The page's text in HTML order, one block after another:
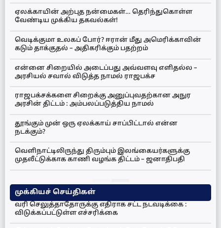
ஏலக்காயின் அற்புத நன்மைகள்… தெரிந்துகொள்ள
வேண்டிய முக்கிய தகவல்கள்!
வெடிக்குமா உலகப் போர்? ஈரான் மீது அமெரிக்காவின்
கடும் தாக்குதல் – அதிகரிக்கும் பதற்றம்
என்னை சிறையில் அடைப்பது அவ்வளவு எளிதல்ல –
அரசியல் சவால் விடுத்த நாமல் ராஜபக்ச
ராஜபக்சக்களை சிறைக்கு அனுப்புவதற்கான அநுர
அரசின் திட்டம் : அம்பலப்படுத்திய நாமல்
தூங்கும் முன் ஒரு ஏலக்காய் சாப்பிட்டால் என்ன
நடக்கும்?
வெளிநாட்டிலிருந்து திரும்பும் இலங்கையர்களுக்கு
முதலீட்டுக்காக காணி வழங்க திட்டம் – ஜனாதிபதி
முக்கியச் செய்திகள்
வரி செலுத்தாதோருக்கு எதிராக சட்ட நடவடிக்கை :
விடுக்கப்பட்டுள்ள எச்சரிக்கை